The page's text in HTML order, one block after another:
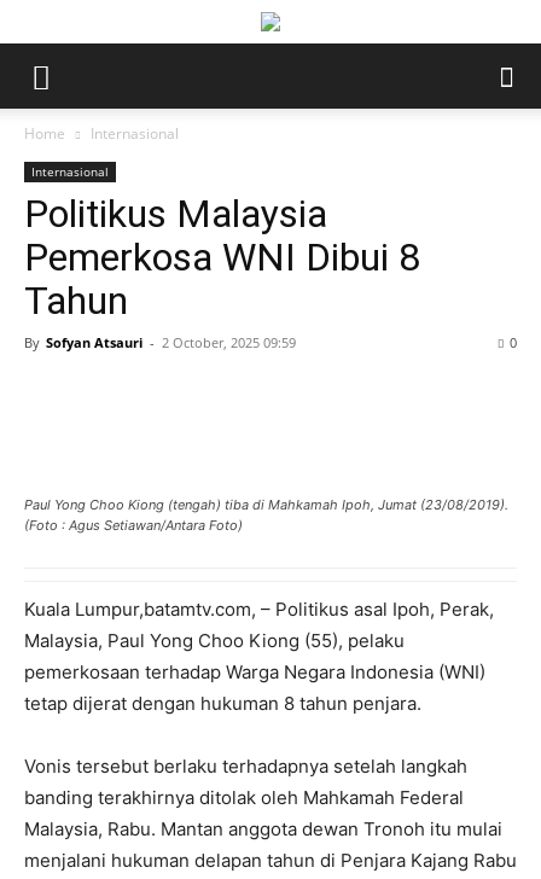
Home Internasional
Internasional
Politikus Malaysia
Pemerkosa WNI Dibui 8
Tahun
By Sofyan Atsauri - 2 October, 2025 09:59 0
Paul Yong Choo Kiong (tengah) tiba di Mahkamah Ipoh, Jumat (23/08/2019).
(Foto : Agus Setiawan/Antara Foto)
Kuala Lumpur,batamtv.com, – Politikus asal Ipoh, Perak,
Malaysia, Paul Yong Choo Kiong (55), pelaku
pemerkosaan terhadap Warga Negara Indonesia (WNI)
tetap dijerat dengan hukuman 8 tahun penjara.
Vonis tersebut berlaku terhadapnya setelah langkah
banding terakhirnya ditolak oleh Mahkamah Federal
Malaysia, Rabu. Mantan anggota dewan Tronoh itu mulai
menjalani hukuman delapan tahun di Penjara Kajang Rabu